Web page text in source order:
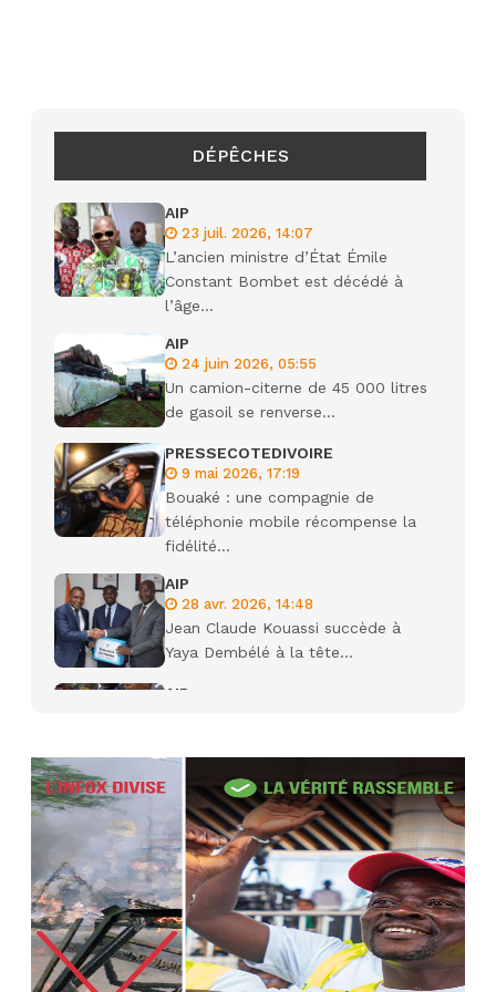
DÉPÊCHES
AIP
23 juil. 2026, 14:07
L’ancien ministre d’État Émile
Constant Bombet est décédé à
l’âge...
AIP
24 juin 2026, 05:55
Un camion-citerne de 45 000 litres
de gasoil se renverse...
PRESSECOTEDIVOIRE
9 mai 2026, 17:19
Bouaké : une compagnie de
téléphonie mobile récompense la
fidélité...
AIP
28 avr. 2026, 14:48
Jean Claude Kouassi succède à
Yaya Dembélé à la tête...
AIP
Camara tué lors d’attaques...
22 avr. 2026, 16:41
Des bureaux ravagés dans un
incendie survenu à la mairie...
AIP
10 avr. 2026, 09:48
Nommé Médiateur de la
République, Gaoussou Touré prend